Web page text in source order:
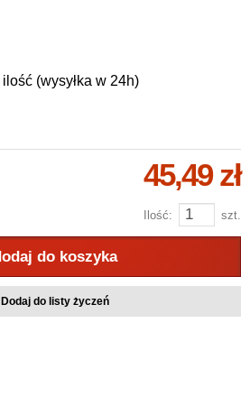
ilość (wysyłka w 24h)
45,49 zł
Ilość: szt.
do koszyka
Dodaj do listy życzeń